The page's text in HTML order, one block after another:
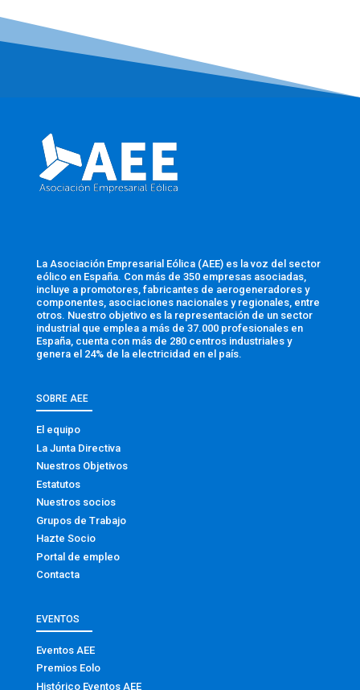
La Asociación Empresarial Eólica (AEE) es la voz del sector
eólico en España. Con más de 350 empresas asociadas,
incluye a promotores, fabricantes de aerogeneradores y
componentes, asociaciones nacionales y regionales, entre
otros. Nuestro objetivo es la representación de un sector
industrial que emplea a más de 37.000 profesionales en
España, cuenta con más de 280 centros industriales y
genera el 24% de la electricidad en el país.
SOBRE AEE
El equipo
La Junta Directiva
Nuestros Objetivos
Estatutos
Nuestros socios
Grupos de Trabajo
Hazte Socio
Portal de empleo
Contacta
EVENTOS
Eventos AEE
Premios Eolo
Histórico Eventos AEE